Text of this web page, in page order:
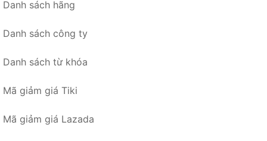
Danh sách hãng
Danh sách công ty
Danh sách từ khóa
Mã giảm giá Tiki
Mã giảm giá Lazada